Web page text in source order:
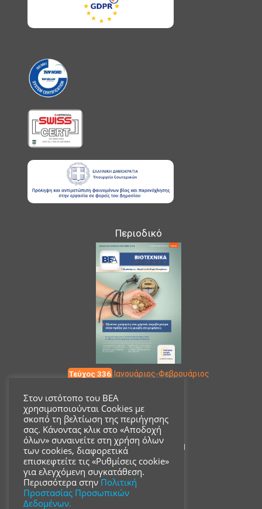
Περιοδικό
Τεύχος 336 Ιανουάριος-Φεβρουάριος
Επικοινωνία
Ακαδημίας 18, ΤΚ 10671
210 3680700
Στον ιστότοπο του ΒΕΑ
χρησιμοποιούνται Cookies με
σκοπό τη βελτίωση της περιήγησης
σας. Κάνοντας κλικ στο «Αποδοχή
όλων» συναινείτε στη χρήση όλων
των cookies, διαφορετικά
επισκεφτείτε τις «Ρυθμίσεις cookie»
για ελεγχόμενη συγκατάθεση.
Περισσότερα στην Πολιτική
Προστασίας Προσωπικών
Δεδομένων.